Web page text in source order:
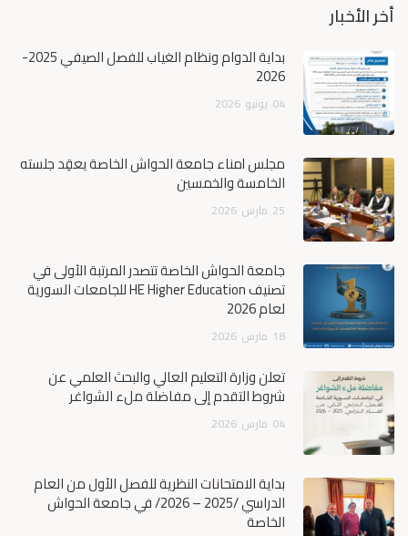
أخر الأخبار
بداية الدوام ونظام الغياب للفصل الصيفي 2025-
2026
04 يونيو 2026
مجلس أمناء جامعة الحواش الخاصة يعقِد جلسته
الخامسة والخمسين
25 مارس 2026
جامعة الحواش الخاصة تتصدر المرتبة الأولى في
تصنيف HE Higher Education للجامعات السورية
لعام 2026
18 مارس 2026
تعلن وزارة التعليم العالي والبحث العلمي عن
شروط التقدم إلى مفاضلة ملء الشواغر
04 مارس 2026
بداية الامتحانات النظرية للفصل الأول من العام
الدراسي /2025 – 2026/ في جامعة الحواش
الخاصة